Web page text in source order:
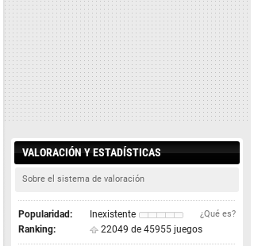
VALORACIÓN Y ESTADÍSTICAS
Sobre el sistema de valoración
Popularidad: Inexistente ¿Qué es?
Ranking: 22049 de 45955 juegos